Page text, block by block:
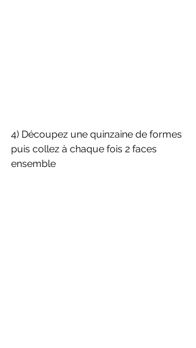
4) Découpez une quinzaine de formes
puis collez à chaque fois 2 faces
ensemble